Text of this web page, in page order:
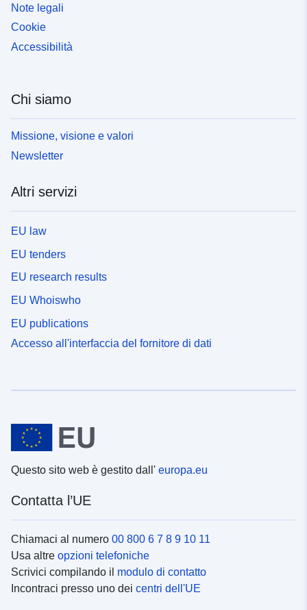
Note legali
Cookie
Accessibilità
Chi siamo
Missione, visione e valori
Newsletter
Altri servizi
EU law
EU tenders
EU research results
EU Whoiswho
EU publications
Accesso all'interfaccia del fornitore di dati
Questo sito web è gestito dall' europa.eu
Contatta l’UE
Chiamaci al numero 00 800 6 7 8 9 10 11
Usa altre opzioni telefoniche
Scrivici compilando il modulo di contatto
Incontraci presso uno dei centri dell'UE